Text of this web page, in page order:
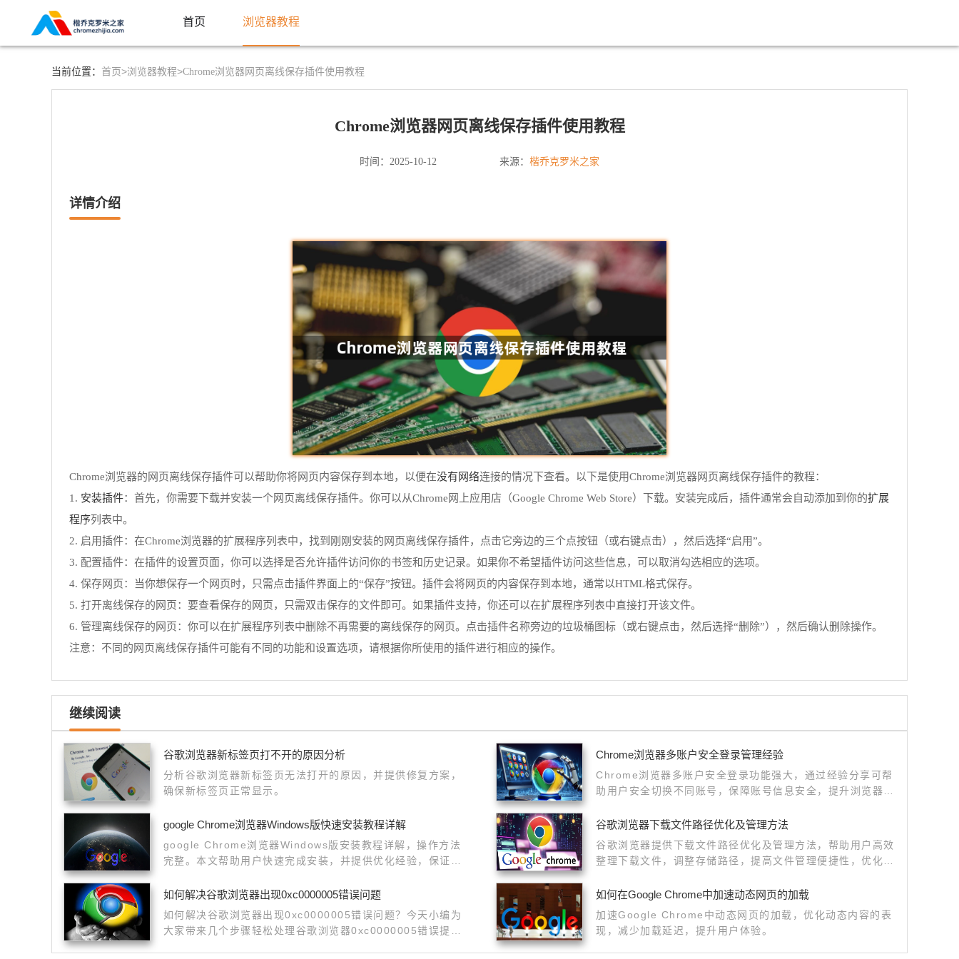
首页 浏览器教程
当前位置： 首页>浏览器教程>Chrome浏览器网页离线保存插件使用教程
Chrome浏览器网页离线保存插件使用教程
时间：2025-10-12 来源： 楷乔克罗米之家
详情介绍
Chrome浏览器的网页离线保存插件可以帮助你将网页内容保存到本地，以便在没有网络连接的情况下查看。以下是使用Chrome浏览器网页离线保存插件的教程：
1. 安装插件：首先，你需要下载并安装一个网页离线保存插件。你可以从Chrome网上应用店（Google Chrome Web Store）下载。安装完成后，插件通常会自动添加到你的扩展
程序列表中。
2. 启用插件：在Chrome浏览器的扩展程序列表中，找到刚刚安装的网页离线保存插件，点击它旁边的三个点按钮（或右键点击），然后选择“启用”。
3. 配置插件：在插件的设置页面，你可以选择是否允许插件访问你的书签和历史记录。如果你不希望插件访问这些信息，可以取消勾选相应的选项。
4. 保存网页：当你想保存一个网页时，只需点击插件界面上的“保存”按钮。插件会将网页的内容保存到本地，通常以HTML格式保存。
5. 打开离线保存的网页：要查看保存的网页，只需双击保存的文件即可。如果插件支持，你还可以在扩展程序列表中直接打开该文件。
6. 管理离线保存的网页：你可以在扩展程序列表中删除不再需要的离线保存的网页。点击插件名称旁边的垃圾桶图标（或右键点击，然后选择“删除”），然后确认删除操作。
注意：不同的网页离线保存插件可能有不同的功能和设置选项，请根据你所使用的插件进行相应的操作。
继续阅读
谷歌浏览器新标签页打不开的原因分析
分析谷歌浏览器新标签页无法打开的原因，并提供修复方案，
确保新标签页正常显示。
Chrome浏览器多账户安全登录管理经验
Chrome浏览器多账户安全登录功能强大，通过经验分享可帮
助用户安全切换不同账号，保障账号信息安全，提升浏览器使
google Chrome浏览器Windows版快速安装教程详解
google Chrome浏览器Windows版安装教程详解，操作方法
完整。本文帮助用户快速完成安装，并提供优化经验，保证浏
谷歌浏览器下载文件路径优化及管理方法
谷歌浏览器提供下载文件路径优化及管理方法，帮助用户高效
整理下载文件，调整存储路径，提高文件管理便捷性，优化浏
如何解决谷歌浏览器出现0xc0000005错误问题
如何解决谷歌浏览器出现0xc0000005错误问题？今天小编为
大家带来几个步骤轻松处理谷歌浏览器0xc0000005错误提示​
如何在Google Chrome中加速动态网页的加载
加速Google Chrome中动态网页的加载，优化动态内容的表
现，减少加载延迟，提升用户体验。